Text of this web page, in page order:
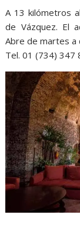
A 13 kilómetros
de Vázquez. El
Abre de martes a
Tel. 01 (734) 347